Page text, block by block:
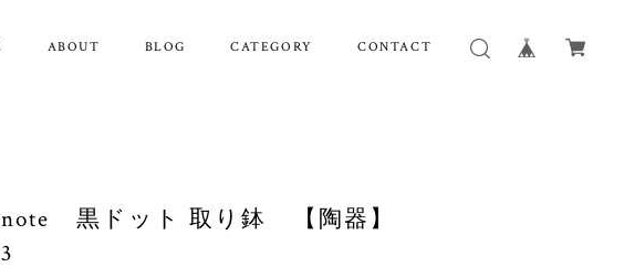
ABOUT BLOG CATEGORY CONTACT
黒ドット 取り鉢 【陶器】